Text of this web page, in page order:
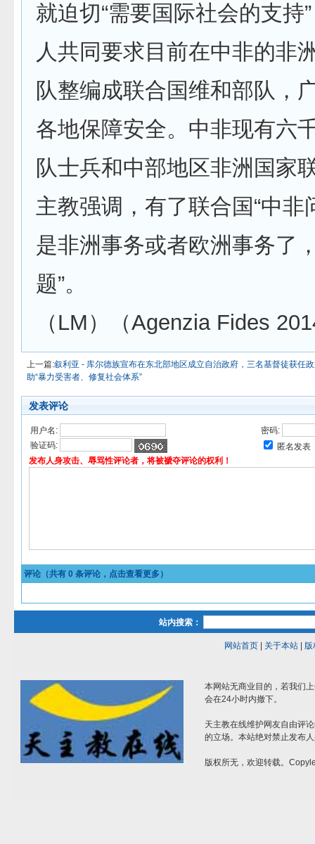
就迫切“需要国际社会的支持
人共同要求目前在中非的非
队整编成联合国维和部队，
各地保障安全。中非现有六
队士兵和中部地区非洲国家
主教强调，有了联合国“中非
是非洲事务或者欧洲事务了
题”。
（LM）（Agenzia Fides
上一篇:叙利亚 - 库尔德族宣布在东北部地区成立自治政府，三名基督徒获任
助“暴力受害者、修复社会体系”
发表评论
用户名:
密码:
验证码:
匿名发表
发布人身攻击、辱骂性评论者，将被褫夺评论的权利！
评论（共有 0 条评论，点击查看更多）
站内搜索：
网站首页| 关于本站| 版
本网站无商业目的，若我们
会在24小时内撤下。
天主教在线维护网友自由评
的立场。本站绝对禁止发布
版权所无，欢迎转载。